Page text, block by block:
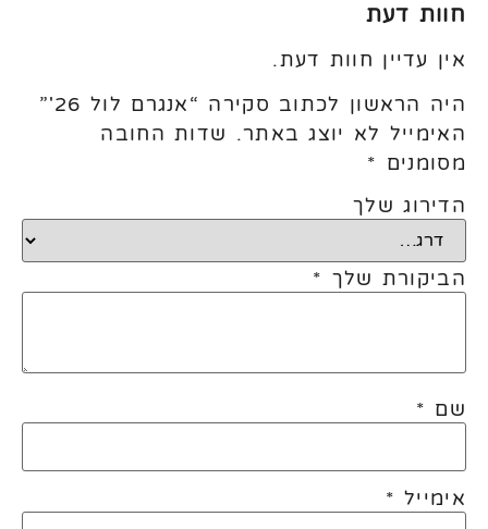
חוות דעת
אין עדיין חוות דעת.
היה הראשון לכתוב סקירה “אנגרם לול 26'”
האימייל לא יוצג באתר. שדות החובה
מסומנים *
הדירוג שלך
הביקורת שלך *
שם *
אימייל *